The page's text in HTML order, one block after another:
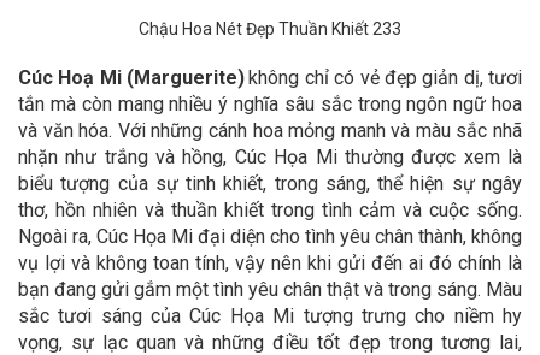
Chậu Hoa Nét Đẹp Thuần Khiết 233
Cúc Hoạ Mi (Marguerite)không chỉ có vẻ đẹp giản dị, tươi
tắn mà còn mang nhiều ý nghĩa sâu sắc trong ngôn ngữ hoa
và văn hóa. Với những cánh hoa mỏng manh và màu sắc nhã
nhặn như trắng và hồng, Cúc Họa Mi thường được xem là
biểu tượng của sự tinh khiết, trong sáng, thể hiện sự ngây
thơ, hồn nhiên và thuần khiết trong tình cảm và cuộc sống.
Ngoài ra, Cúc Họa Mi đại diện cho tình yêu chân thành, không
vụ lợi và không toan tính, vậy nên khi gửi đến ai đó chính là
bạn đang gửi gắm một tình yêu chân thật và trong sáng. Màu
sắc tươi sáng của Cúc Họa Mi tượng trưng cho niềm hy
vọng, sự lạc quan và những điều tốt đẹp trong tương lai,